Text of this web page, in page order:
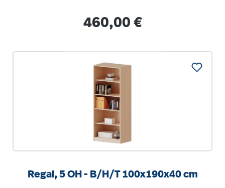
Regulärer Preis:
460,00 €
Regal, 5 OH - B/H/T 100x190x40 cm